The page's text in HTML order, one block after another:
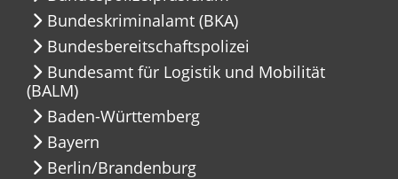
Bundeskriminalamt (BKA)
Bundesbereitschaftspolizei
Bundesamt für Logistik und Mobilität
(BALM)
Baden-Württemberg
Bayern
Berlin/Brandenburg